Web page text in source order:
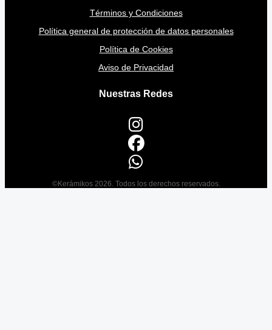
Términos y Condiciones
Política general de protección de datos personales
Política de Cookies
Aviso de Privacidad
Nuestras Redes
©Kerámikos 2026. Todos los derechos reservados.